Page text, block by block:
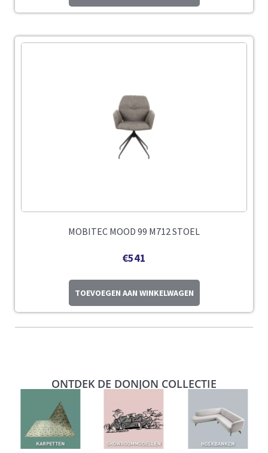
MOBITEC MOOD 99 M712 STOEL
€541
TOEVOEGEN AAN WINKELWAGEN
ONTDEK DE DONJON COLLECTIE